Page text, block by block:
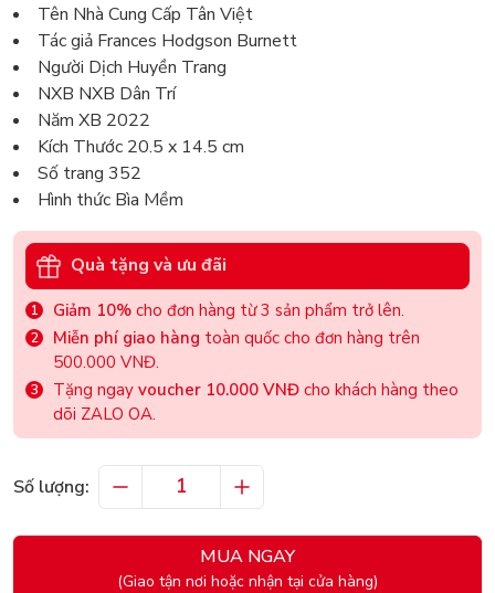
Tên Nhà Cung Cấp Tân Việt
Tác giả Frances Hodgson Burnett
Người Dịch Huyền Trang
NXB NXB Dân Trí
Năm XB 2022
Kích Thước 20.5 x 14.5 cm
Số trang 352
Hình thức Bìa Mềm
Quà tặng và ưu đãi
Giảm 10% cho đơn hàng từ 3 sản phẩm trở lên.
Miễn phí giao hàng toàn quốc cho đơn hàng trên
500.000 VNĐ.
Tặng ngay voucher 10.000 VNĐ cho khách hàng theo
dõi ZALO OA.
Số lượng:
MUA NGAY
(Giao tận nơi hoặc nhận tại cửa hàng)